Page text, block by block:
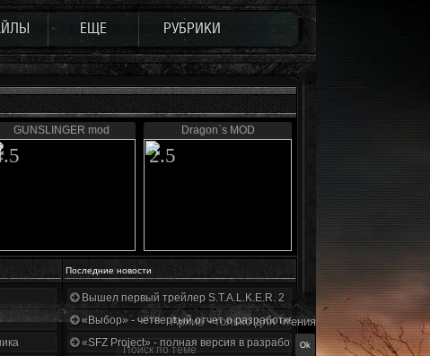
ЕЩЕ РУБРИКИ
GUNSLINGER mod Dragon`s MOD
2.5
Последние новости
Вышел первый трейлер S.T.A.L.K.E.R. 2
«Выбор» - четвертый отчет о разработке!
«SFZ Project» - полная версия в разработке!
Архив - только для чтения